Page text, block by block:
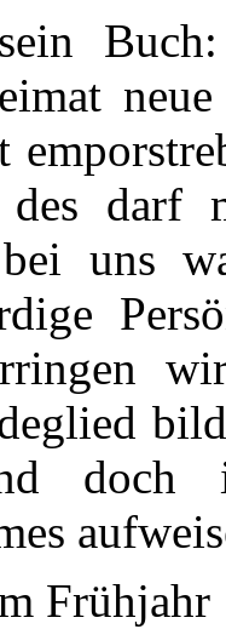
darf
bei uns
doch
Frühjahr